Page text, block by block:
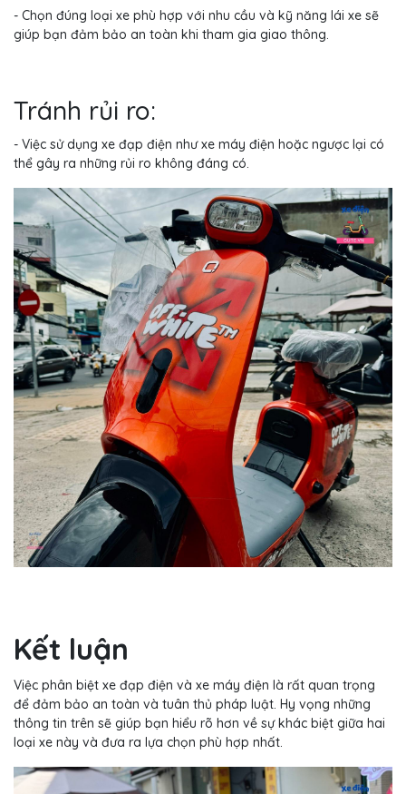
- Chọn đúng loại xe phù hợp với nhu cầu và kỹ năng lái xe sẽ
giúp bạn đảm bảo an toàn khi tham gia giao thông.
Tránh rủi ro:
- Việc sử dụng xe đạp điện như xe máy điện hoặc ngược lại có
thể gây ra những rủi ro không đáng có.
Kết luận
Việc phân biệt xe đạp điện và xe máy điện là rất quan trọng
để đảm bảo an toàn và tuân thủ pháp luật. Hy vọng những
thông tin trên sẽ giúp bạn hiểu rõ hơn về sự khác biệt giữa hai
loại xe này và đưa ra lựa chọn phù hợp nhất.